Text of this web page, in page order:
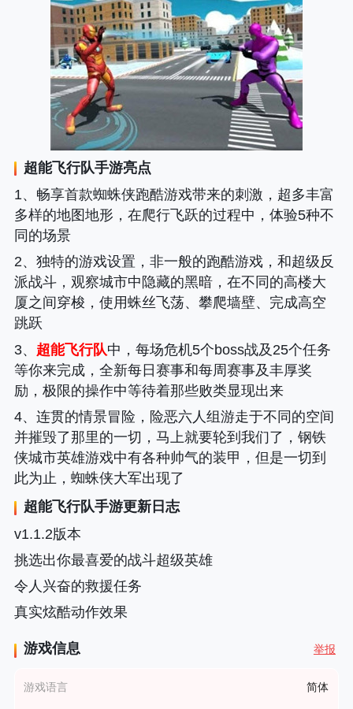
超能飞行队手游亮点
1、畅享首款蜘蛛侠跑酷游戏带来的刺激，超多丰富
多样的地图地形，在爬行飞跃的过程中，体验5种不
同的场景
2、独特的游戏设置，非一般的跑酷游戏，和超级反
派战斗，观察城市中隐藏的黑暗，在不同的高楼大
厦之间穿梭，使用蛛丝飞荡、攀爬墙壁、完成高空
跳跃
3、 超能飞行队中，每场危机5个boss战及25个任务
等你来完成，全新每日赛事和每周赛事及丰厚奖
励，极限的操作中等待着那些败类显现出来
4、连贯的情景冒险，险恶六人组游走于不同的空间
并摧毁了那里的一切，马上就要轮到我们了，钢铁
侠城市英雄游戏中有各种帅气的装甲，但是一切到
此为止，蜘蛛侠大军出现了
超能飞行队手游更新日志
v1.1.2版本
挑选出你最喜爱的战斗超级英雄
令人兴奋的救援任务
真实炫酷动作效果
游戏信息 举报
游戏语言 简体